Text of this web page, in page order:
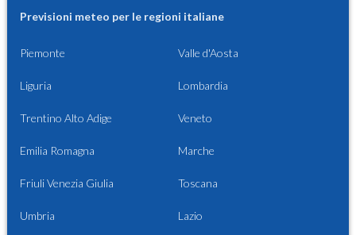
Previsioni meteo per le regioni italiane
Piemonte Valle d'Aosta
Liguria Lombardia
Trentino Alto Adige Veneto
Emilia Romagna Marche
Friuli Venezia Giulia Toscana
Umbria Lazio